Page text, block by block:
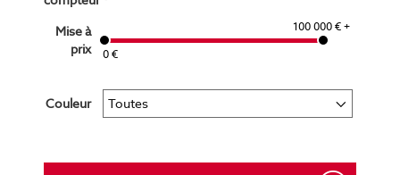
Mise à
prix
0 €
100 000 € +
Couleur